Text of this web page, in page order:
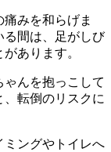
みを和らげま
る間は、足がしび
あります。
んを抱っこして
転倒のリスクに
ミングやトイレへ